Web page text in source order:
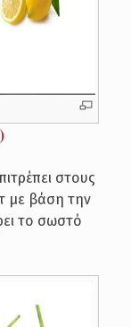
στους
με βάση την
το σωστό